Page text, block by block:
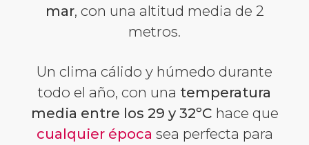
mar, con una altitud media de 2
metros.
Un clima cálido y húmedo durante
todo el año, con una temperatura
media entre los 29 y 32ºC hace que
cualquier época sea perfecta para